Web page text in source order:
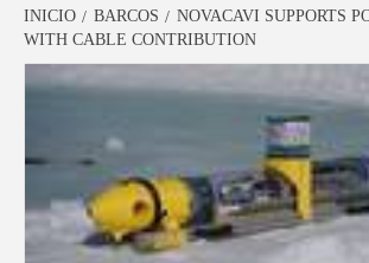
INICIO BARCOS
NOVACAVI SUPPORTS
WITH CABLE CONTRIBUTION